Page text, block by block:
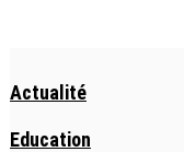
Actualité
Education